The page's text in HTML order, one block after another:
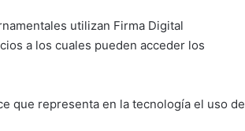
utilizan Firma Digital
a los cuales pueden acceder los
que representa en la tecnología el uso de